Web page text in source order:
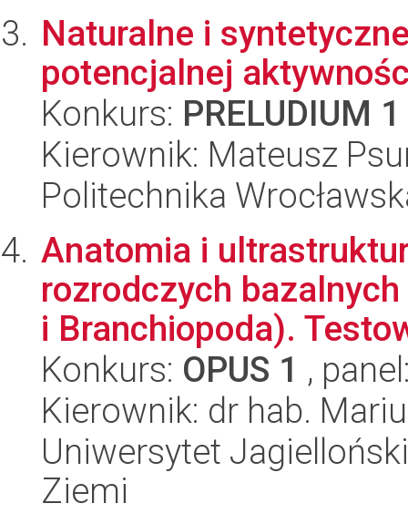
Naturalne i
potencjalnej
Konkurs: PRELUDIUM 1
Kierownik: Mateusz
Politechnika
Anatomia i
rozrodczych
i Branchiopoda).
Konkurs: OPUS 1 ,
Kierownik: dr hab.
Uniwersytet
Ziemi